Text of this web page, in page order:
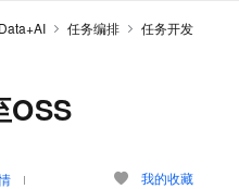
Data+AI 任务编排
任务开发
OSS
我的收藏